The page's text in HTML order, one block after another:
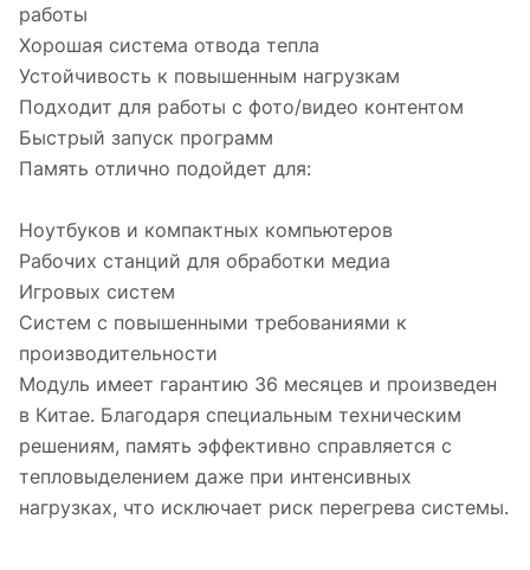
работы
Хорошая система отвода тепла
Устойчивость к повышенным нагрузкам
Подходит для работы с фото/видео контентом
Быстрый запуск программ
Память отлично подойдет для:
Ноутбуков и компактных компьютеров
Рабочих станций для обработки медиа
Игровых систем
Систем с повышенными требованиями к
производительности
Модуль имеет гарантию 36 месяцев и произведен
в Китае. Благодаря специальным техническим
решениям, память эффективно справляется с
тепловыделением даже при интенсивных
нагрузках, что исключает риск перегрева системы.